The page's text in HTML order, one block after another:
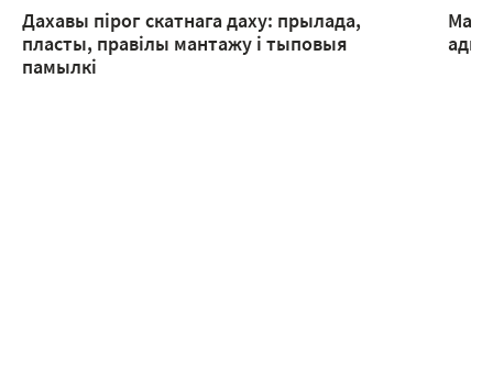
Дахавы пірог скатнага даху: прылада,
пласты, правілы мантажу і тыповыя
памылкі